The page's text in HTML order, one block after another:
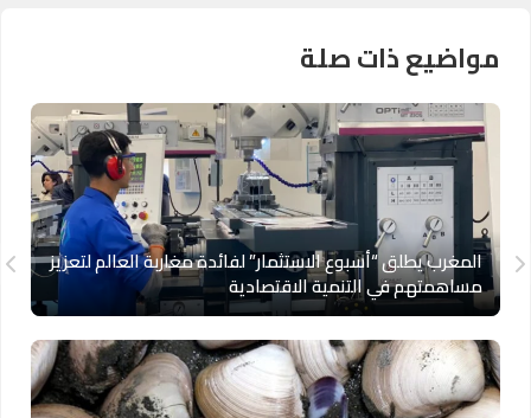
مواضيع ذات صلة
المغرب يطلق “أسبوع الاستثمار” لفائدة مغاربة العالم لتعزيز
مساهمتهم في التنمية الاقتصادية